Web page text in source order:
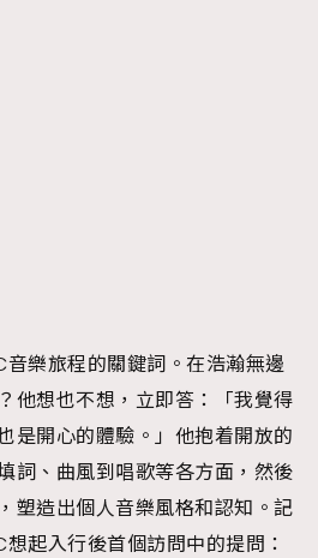
樂旅程的關鍵詞。在浩瀚無邊
他想也不想，立即答：「我覺得
是開心的體驗。」他抱着開放的
詞、曲風到唱歌等各方面，然後
塑造出個人音樂風格和認知。記
起入行後首個訪問中的提問：